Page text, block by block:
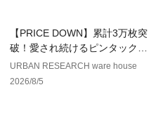
【PRICE DOWN】累計3万枚突
破！愛され続けるピンタックレ
ースブラウス
URBAN RESEARCH ware house
2026/8/5